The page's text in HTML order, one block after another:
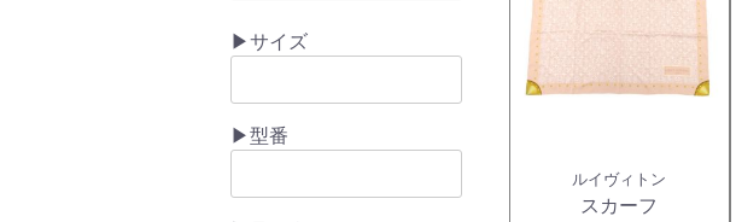
▶サイズ
▶型番
ルイヴィトン
スカーフ